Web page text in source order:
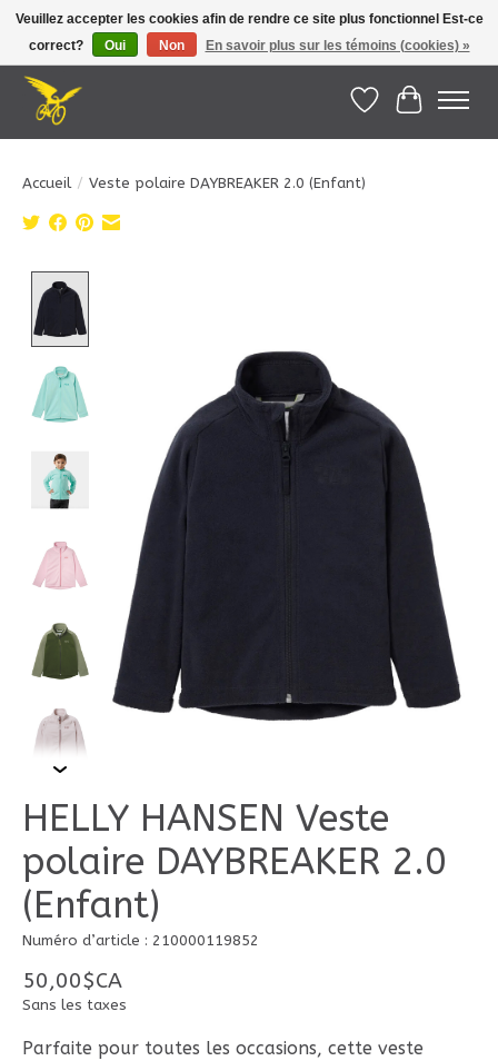
Le Pédalier | Îles de la Madeleine |info@lepedalier.com| 1-418-986-2965
Liste dePanier
Accueil / Veste polaire DAYBREAKER 2.0 (Enfant)
HELLY HANSEN Veste
polaire DAYBREAKER 2.0
(Enfant)
Numéro d’article : 210000119852
50,00$CA
Sans les taxes
Parfaite pour toutes les occasions, cette veste
Veuillez accepter les cookies afin de rendre ce site plus fonctionnel Est-ce
correct?
Oui Non En savoir plus sur les témoins (cookies) »